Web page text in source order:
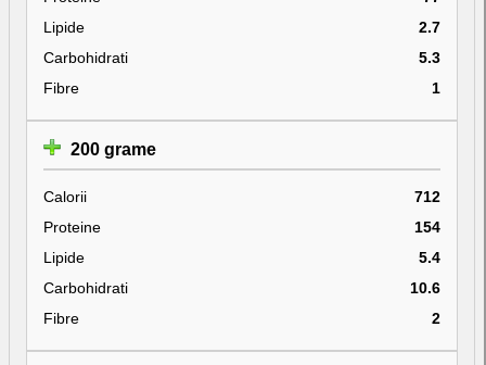
Lipide
2.7
Carbohidrati
5.3
Fibre
1
200 grame
Calorii
712
Proteine
154
Lipide
5.4
Carbohidrati
10.6
Fibre
2